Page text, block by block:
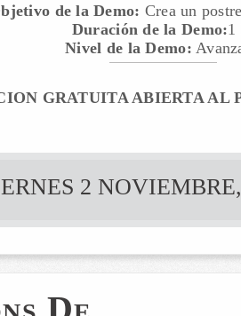
de la Demo: Crea un
Duración de la Demo:1
Nivel de la Demo:
GRATUITA ABIERTA AL
2